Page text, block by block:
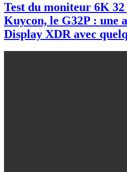
Test du moniteur 6K 32
Kuycon, le G32P : une
Display XDR avec